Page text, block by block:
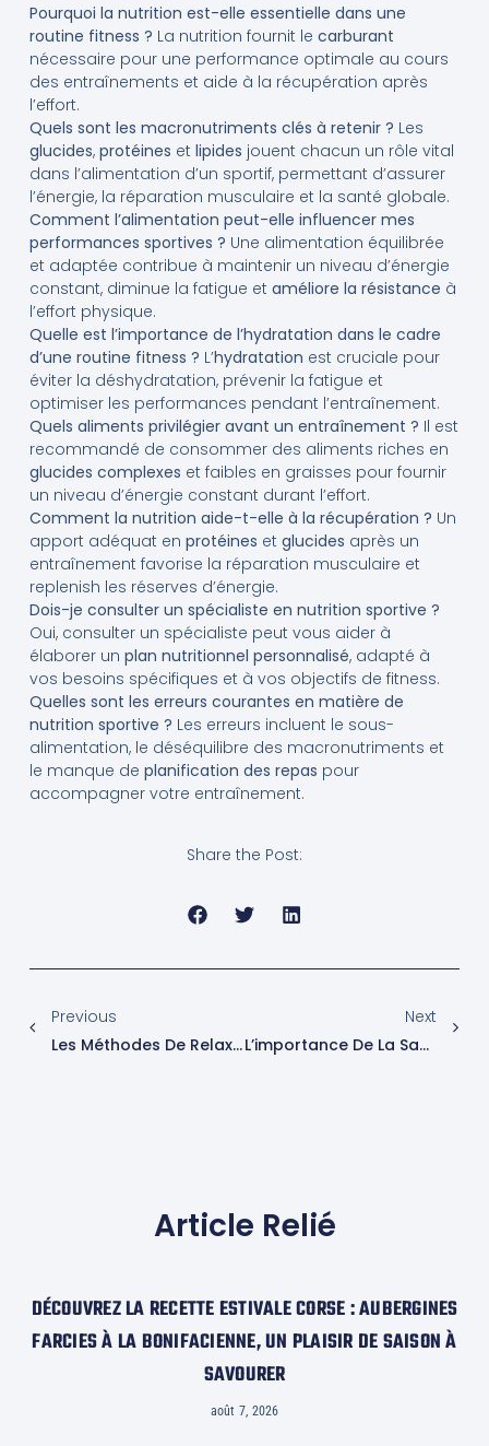
Pourquoi la nutrition est-elle essentielle dans une
routine fitness ? La nutrition fournit le carburant
nécessaire pour une performance optimale au cours
des entraînements et aide à la récupération après
l’effort.
Quels sont les macronutriments clés à retenir ? Les
glucides, protéines et lipides jouent chacun un rôle vital
dans l’alimentation d’un sportif, permettant d’assurer
l’énergie, la réparation musculaire et la santé globale.
Comment l’alimentation peut-elle influencer mes
performances sportives ? Une alimentation équilibrée
et adaptée contribue à maintenir un niveau d’énergie
constant, diminue la fatigue et améliore la résistance à
l’effort physique.
Quelle est l’importance de l’hydratation dans le cadre
d’une routine fitness ? L’hydratation est cruciale pour
éviter la déshydratation, prévenir la fatigue et
optimiser les performances pendant l’entraînement.
Quels aliments privilégier avant un entraînement ? Il est
recommandé de consommer des aliments riches en
glucides complexes et faibles en graisses pour fournir
un niveau d’énergie constant durant l’effort.
Comment la nutrition aide-t-elle à la récupération ? Un
apport adéquat en protéines et glucides après un
entraînement favorise la réparation musculaire et
replenish les réserves d’énergie.
Dois-je consulter un spécialiste en nutrition sportive ?
Oui, consulter un spécialiste peut vous aider à
élaborer un plan nutritionnel personnalisé, adapté à
vos besoins spécifiques et à vos objectifs de fitness.
Quelles sont les erreurs courantes en matière de
nutrition sportive ? Les erreurs incluent le sous-
alimentation, le déséquilibre des macronutriments et
le manque de planification des repas pour
accompagner votre entraînement.
Share the Post:
Previous
Les Méthodes De Relaxation Pour Compléter Votre Routine Fitness
Next
L’importance De La Santé Cardiovasculaire
Article Relié
DÉCOUVREZ LA RECETTE ESTIVALE CORSE : AUBERGINES
FARCIES À LA BONIFACIENNE, UN PLAISIR DE SAISON À
SAVOURER
août 7, 2026